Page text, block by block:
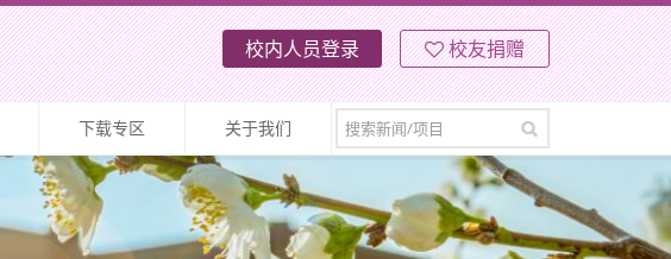
校内人员登录 校友捐赠
下载专区 关于我们